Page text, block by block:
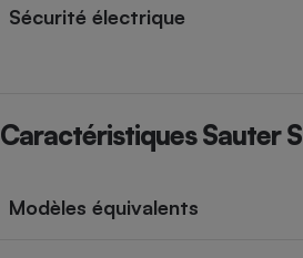
Sécurité électrique
Caractéristiques Sauter
Modèles équivalents